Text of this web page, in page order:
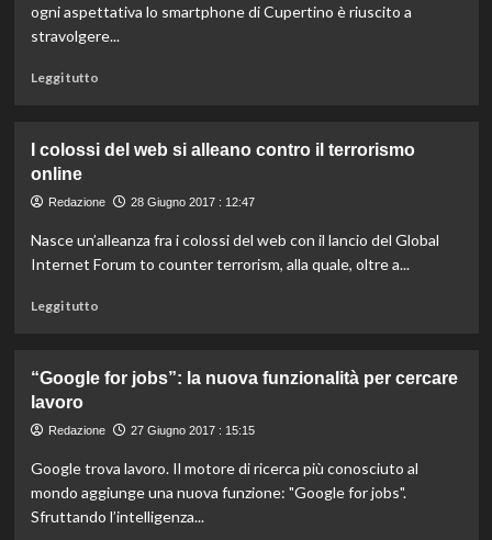
alle
storie
ogni aspettativa lo smartphone di Cupertino è riuscito a
stravolgere...
Leggi tuttoLeggi
iPhone
dieci
la
rivoluzione
melafonino
I colossi del web si alleano contro il terrorismo
online
Redazione 28 Giugno 2017 : 12:47
Nasce un’alleanza fra i colossi del web con il lancio del Global
Internet Forum to counter terrorism, alla quale, oltre a...
Leggi tuttoLeggi
I
del
si
alleano
contro
“Google for jobs”: la nuova funzionalità per cercare
lavoro
Redazione 27 Giugno 2017 : 15:15
Google trova lavoro. Il motore di ricerca più conosciuto al
mondo aggiunge una nuova funzione: "Google for jobs".
Sfruttando l’intelligenza...